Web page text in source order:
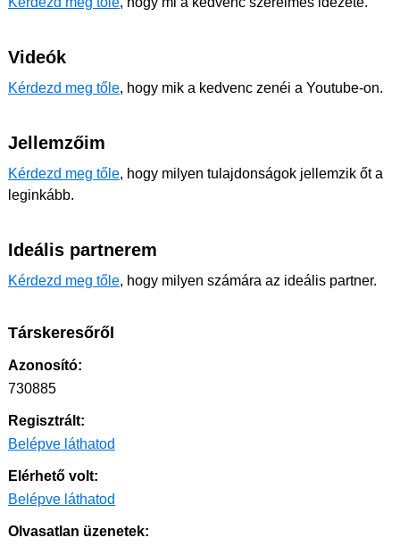
Videók
Kérdezd meg tőle, hogy mik a kedvenc zenéi a Youtube-on.
Jellemzőim
Kérdezd meg tőle, hogy milyen tulajdonságok jellemzik őt a
leginkább.
Ideális partnerem
Kérdezd meg tőle, hogy milyen számára az ideális partner.
Társkeresőről
Azonosító:
730885
Regisztrált:
Belépve láthatod
Elérhető volt:
Belépve láthatod
Olvasatlan üzenetek: